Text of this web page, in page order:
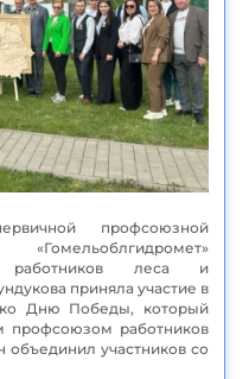
профсоюзной
работников леса и
приняла участие в
ко Дню Победы, который
профсоюзом работников
объединил участников со